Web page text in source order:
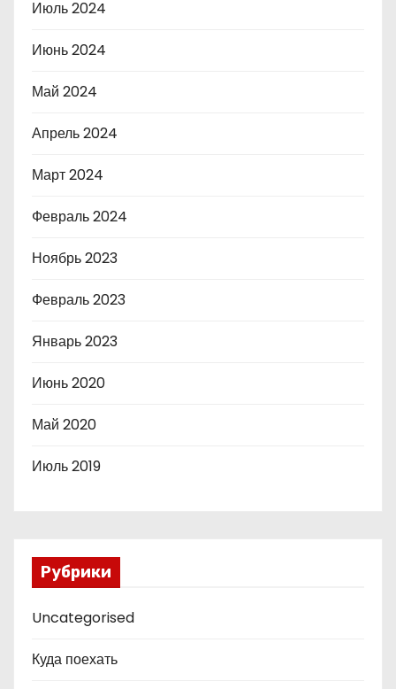
Июль 2024
Июнь 2024
Май 2024
Апрель 2024
Март 2024
Февраль 2024
Ноябрь 2023
Февраль 2023
Январь 2023
Июнь 2020
Май 2020
Июль 2019
Рубрики
Uncategorised
Куда поехать